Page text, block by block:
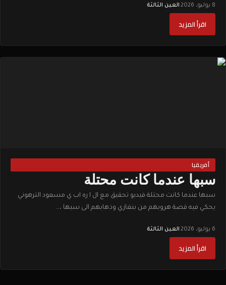
8 يوليو، 2026 العين الثالثة
اقرأ المزيد
أفريقيا
سبها عندما كانت محتلة
سبها عندما كانت محتلة فيديو تحقيق مع ال ا ره اب ي مسعود الترهوني
يحكي فيه قصة هروبهم من بنغازي وذهابهم الى سبها ،…
6 يوليو، 2026 العين الثالثة
اقرأ المزيد